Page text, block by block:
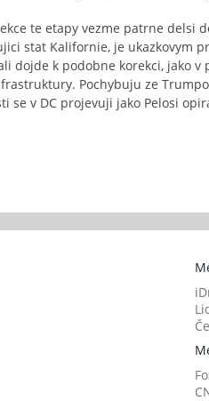
te etapy vezme patrne delsi
stat Kalifornie, je ukazkovym
dojde k podobne korekci, jako
Pochybuju ze
se v DC projevuji jako Pelosi